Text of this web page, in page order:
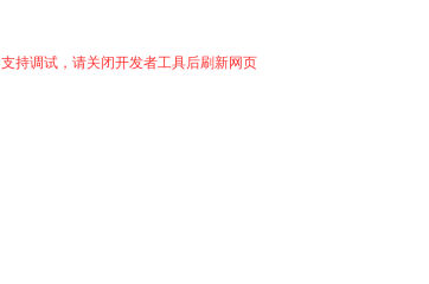
持调试，请关闭开发者工具后刷新网页